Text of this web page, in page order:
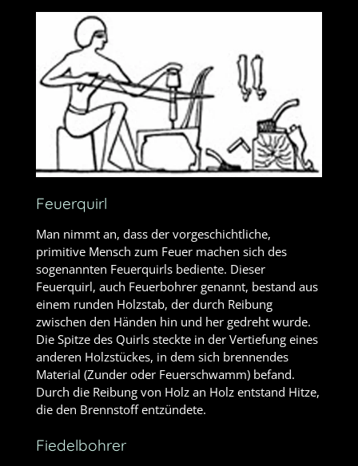
Feuerquirl
Man nimmt an, dass der vorgeschichtliche,
primitive Mensch zum Feuer machen sich des
sogenannten Feuerquirls bediente. Dieser
Feuerquirl, auch Feuerbohrer genannt, bestand aus
einem runden Holzstab, der durch Reibung
zwischen den Händen hin und her gedreht wurde.
Die Spitze des Quirls steckte in der Vertiefung eines
anderen Holzstückes, in dem sich brennendes
Material (Zunder oder Feuerschwamm) befand.
Durch die Reibung von Holz an Holz entstand Hitze,
die den Brennstoff entzündete.
Fiedelbohrer